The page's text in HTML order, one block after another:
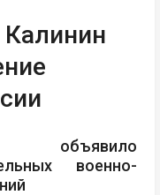
объявило
военно-